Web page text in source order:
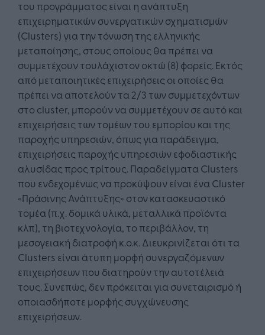
του προγράμματος είναι η ανάπτυξη
επιχειρηματικών συνεργατικών σχηματισμών
(Clusters) για την τόνωση της ελληνικής
μεταποίησης, στους οποίους θα πρέπει να
συμμετέχουν τουλάχιστον οκτώ (8) φορείς. Εκτός
από μεταποιητικές επιχειρήσεις οι οποίες θα
πρέπει να αποτελούν τα 2/3 των συμμετεχόντων
στο cluster, μπορούν να συμμετέχουν σε αυτό και
επιχειρήσεις των τομέων του εμπορίου και της
παροχής υπηρεσιών, όπως για παράδειγμα,
επιχειρήσεις παροχής υπηρεσιών εφοδιαστικής
αλυσίδας προς τρίτους. Παραδείγματα Clusters
που ενδεχομένως να προκύψουν είναι ένα Cluster
«Πράσινης Ανάπτυξης» στον κατασκευαστικό
τομέα (π.χ. δομικά υλικά, μεταλλικά προϊόντα
κλπ), τη βιοτεχνολογία, το περιβάλλον, τη
μεσογειακή διατροφή κ.ο.κ. Διευκρινίζεται ότι τα
Clusters είναι άτυπη μορφή συνεργαζόμενων
επιχειρήσεων που διατηρούν την αυτοτέλειά
τους. Συνεπώς, δεν πρόκειται για συνεταιρισμό ή
οποιασδήποτε μορφής συγχώνευσης
επιχειρήσεων.